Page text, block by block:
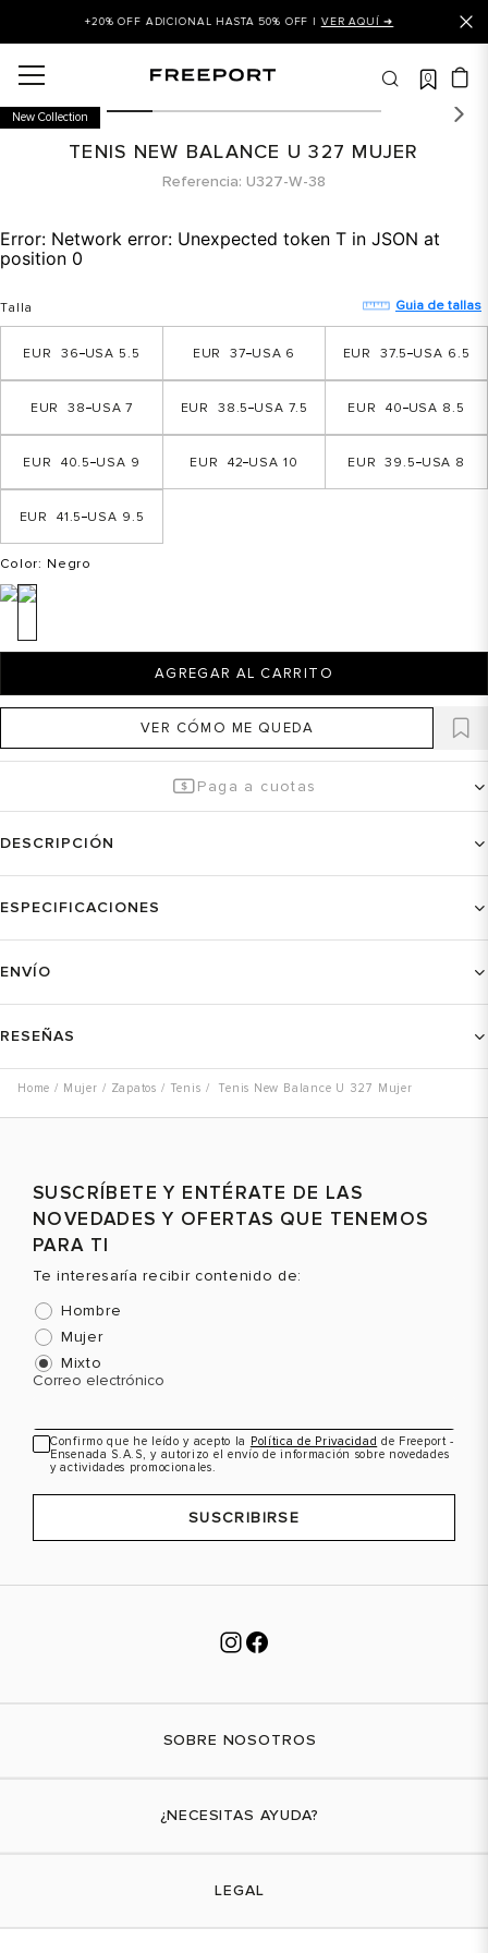
+20% OFF ADICIONAL HASTA 50% OFF | VER AQUÍ ➜
0
New Collection
TENIS NEW BALANCE U 327 MUJER
Referencia U327-W-38
Error: Network error: Unexpected token T in JSON at
position 0
Talla Guia de tallas
5.5
36 6
37 6.5
37.5
7
38 7.5
38.5 8.5
40
9
40.5 10
42 8
39.5
9.5
41.5
Color: Negro
AGREGAR AL CARRITO
VER CÓMO ME QUEDA
Paga a cuotas
DESCRIPCIÓN
ESPECIFICACIONES
ENVÍO
RESEÑAS
Mujer Zapatos Tenis Tenis New Balance U 327 Mujer
SUSCRÍBETE Y ENTÉRATE DE LAS
NOVEDADES Y OFERTAS QUE TENEMOS
PARA TI
Te interesaría recibir contenido de:
Hombre
Mujer
Mixto
Correo electrónico
Confirmo que he leído y acepto la Política de Privacidad de Freeport -
Ensenada S.A.S, y autorizo el envío de información sobre novedades
y actividades promocionales.
SUSCRIBIRSE
SOBRE NOSOTROS
¿NECESITAS AYUDA?
LEGAL
balance
balance 327
klein
balance 574